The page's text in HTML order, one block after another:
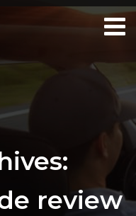
review